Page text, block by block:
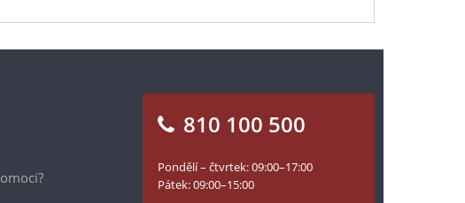
810 100 500
Pondělí – čtvrtek: 09:00–17:00
Pátek: 09:00–15:00